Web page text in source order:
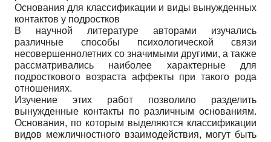
Основания для классификации и виды вынужденных
контактов у подростков
В научной литературе авторами изучались
различные способы психологической связи
несовершеннолетних со значимыми другими, а также
рассматривались наиболее характерные для
подросткового возраста аффекты при такого рода
отношениях.
Изучение этих работ позволило разделить
вынужденные контакты по различным основаниям.
Основания, по которым выделяются классификации
видов межличностного взаимодействия, могут быть